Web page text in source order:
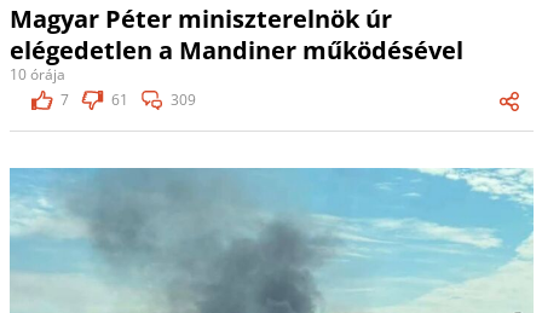
Magyar Péter miniszterelnök úr
elégedetlen a Mandiner működésével
10 órája
7
61 309